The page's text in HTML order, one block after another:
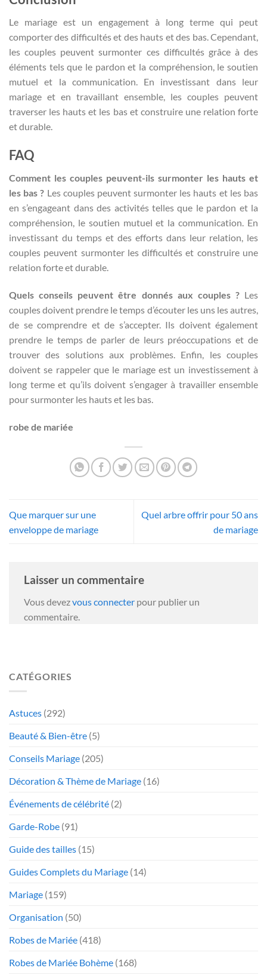
Le mariage est un engagement à long terme qui peut
comporter des difficultés et des hauts et des bas. Cependant,
les couples peuvent surmonter ces difficultés grâce à des
éléments tels que le pardon et la compréhension, le soutien
mutuel et la communication. En investissant dans leur
mariage et en travaillant ensemble, les couples peuvent
traverser les hauts et les bas et construire une relation forte
et durable.
FAQ
Comment les couples peuvent-ils surmonter les hauts et
les bas ? Les couples peuvent surmonter les hauts et les bas
en s’engageant dans des activités telles que le pardon et la
compréhension, le soutien mutuel et la communication. En
investissant du temps et des efforts dans leur relation, les
couples peuvent surmonter les difficultés et construire une
relation forte et durable.
Quels conseils peuvent être donnés aux couples ?Les
couples doivent prendre le temps d’écouter les uns les autres,
de se comprendre et de s’accepter. Ils doivent également
prendre le temps de parler de leurs préoccupations et de
trouver des solutions aux problèmes. Enfin, les couples
doivent se rappeler que le mariage est un investissement à
long terme et qu’ils doivent s’engager à travailler ensemble
pour surmonter les hauts et les bas.
robe de mariée
Que marquer sur une
enveloppe de mariage
Quel arbre offrir pour 50 ans
de mariage
Laisser un commentaire
Vous devezvous connecter pour publier un
commentaire.
CATÉGORIES
Astuces (292)
Beauté & Bien-être (5)
Conseils Mariage (205)
Décoration & Thème de Mariage (16)
Événements de célébrité (2)
Garde-Robe (91)
Guide des tailles (15)
Guides Complets du Mariage (14)
Mariage (159)
Organisation (50)
Robes de Mariée (418)
Robes de Mariée Bohème (168)